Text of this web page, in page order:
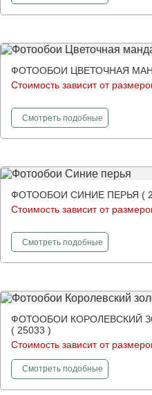
ФОТООБОИ ЦВЕТОЧНАЯ
Стоимость зависит от
Смотретьфотообои
подобные
ФОТООБОИ СИНИЕ ПЕРЬЯ (
Стоимость зависит от
Смотретьфотообои
подобные
ФОТООБОИ КОРОЛЕВСКИЙ
( 25033 )
Стоимость зависит от
Смотретьфотообои
подобные